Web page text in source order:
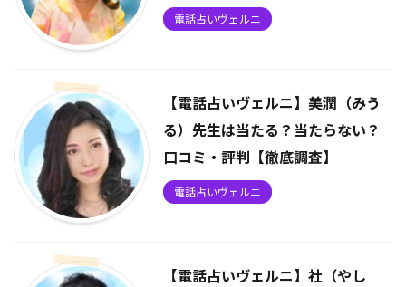
電話占いヴェルニ
【電話占いヴェルニ】美潤（みう
る）先生は当たる？当たらない？
口コミ・評判【徹底調査】
電話占いヴェルニ
【電話占いヴェルニ】社（やし